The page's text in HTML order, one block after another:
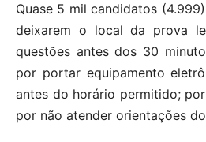
Quase 5 mil candidatos
deixarem o local da prova
questões antes dos 30
por portar equipamento
antes do horário permitido;
por não atender orientações